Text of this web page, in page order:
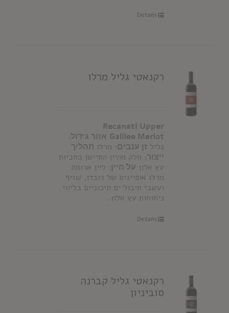
Details
רקנאטי גליל מרלו
Recanati Upper
Galilee Merlot אזור גידול:
גליל זן ענבים: מרלו תהליך
ייצור: חלק מהיין התיישן בחביות
עץ אלון על היין: ליין ארומת
מרלו אופיינית של דובדן, שזיף
ועשבי תיבול ים תיכוניים בליווי
ניחוחות עץ אלון.
Details
רקנאטי גליל קברנה
סוביניון